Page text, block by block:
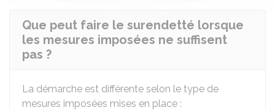
Que peut faire le surendetté lorsque
les mesures imposées ne suffisent
pas ?
La démarche est différente selon le type de
mesures imposées mises en place :